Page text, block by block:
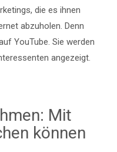
die es ihnen
abzuholen. Denn
YouTube. Sie werden
angezeigt.
Mit
können